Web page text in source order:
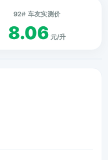
92# 车友实测价
8.06 元/升